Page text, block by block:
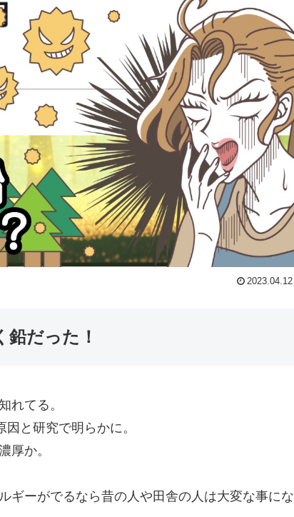
2023.04.12
だった！
れてる。
と研究で明らかに。
厚か。
ギーがでるなら昔の人や田舎の人は大変な事にな